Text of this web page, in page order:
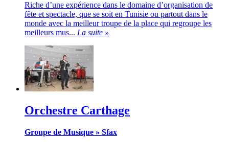
Riche d’une expérience dans le domaine d’organisation de
fête et spectacle, que se soit en Tunisie ou partout dans le
monde avec la meilleur troupe de la place qui regroupe les
meilleurs mus... La suite »
Orchestre Carthage
Groupe de Musique » Sfax